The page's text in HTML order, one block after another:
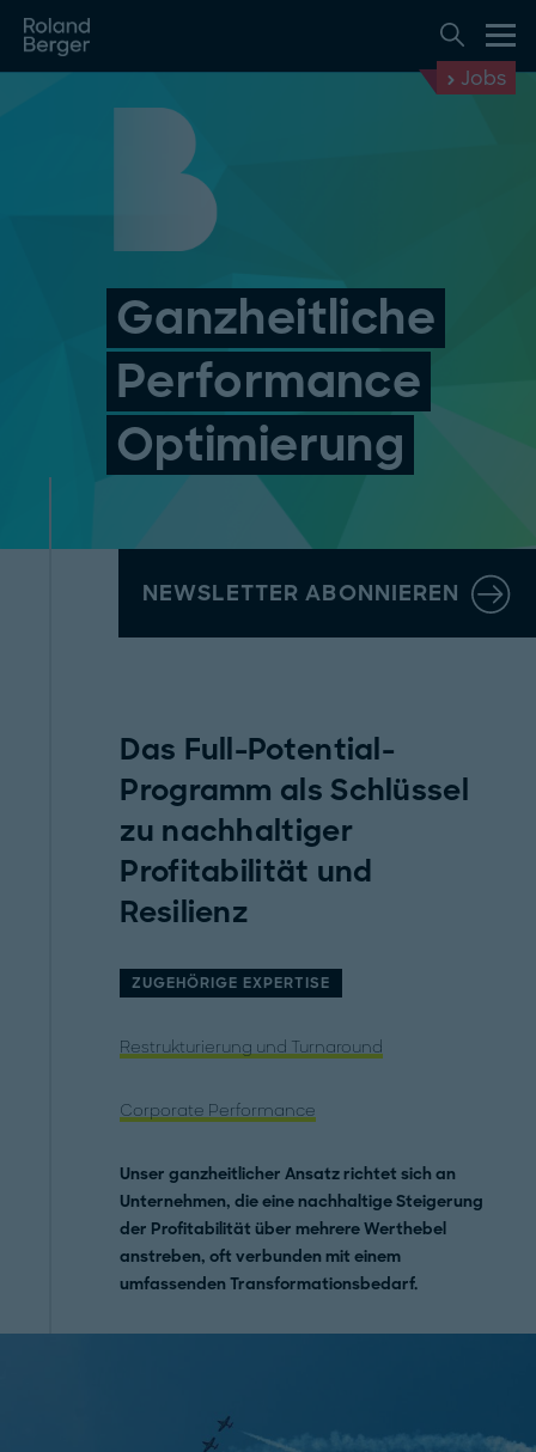
Jobs
Ganzheitliche
Performance
Optimierung
NEWSLETTER ABONNIEREN
Das Full-Potential-
Programm als Schlüssel
zu nachhaltiger
Profitabilität und
Resilienz
ZUGEHÖRIGE EXPERTISE
Restrukturierung und Turnaround
Corporate Performance
Unser ganzheitlicher Ansatz richtet sich an
Unternehmen, die eine nachhaltige Steigerung
der Profitabilität über mehrere Werthebel
anstreben, oft verbunden mit einem
umfassenden Transformationsbedarf.